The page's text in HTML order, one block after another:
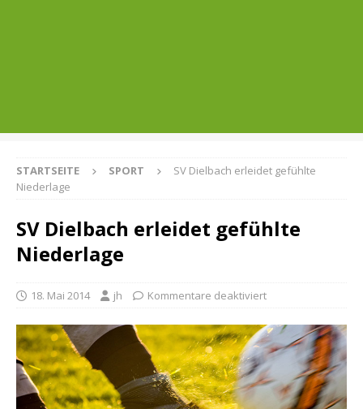
STARTSEITE SPORT
SV Dielbach erleidet gefühlte
Niederlage
SV Dielbach erleidet gefühlte
Niederlage
18. Mai 2014 jh Kommentare deaktiviert